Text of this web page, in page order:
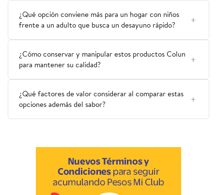
¿Qué opción conviene más para un hogar con niños
frente a un adulto que busca un desayuno rápido?
¿Cómo conservar y manipular estos productos Colun
para mantener su calidad?
¿Qué factores de valor considerar al comparar estas
opciones además del sabor?